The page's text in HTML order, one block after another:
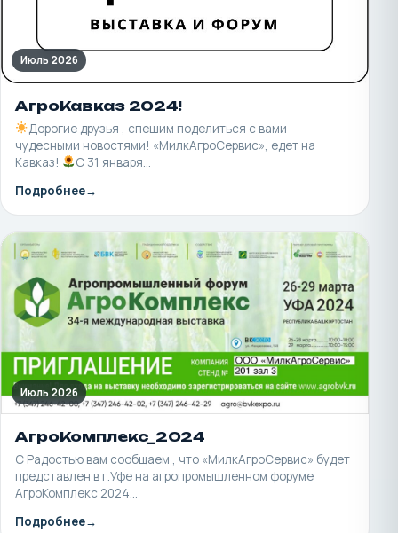
Июль 2026
АгроКавказ 2024!
Дорогие друзья , спешим поделиться с вами
чудесными новостями! «МилкАгроСервис», едет на
Кавказ!
С 31 января…
Подробнее
Июль 2026
АгроКомплекс_2024
С Радостью вам сообщаем , что «МилкАгроСервис» будет
представлен в г.Уфе на агропромышленном форуме
АгроКомплекс 2024…
Подробнее